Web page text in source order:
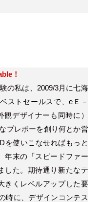
！
の私は、2009/3月に七海
ストセールスで、eＥ－
観デザイナーも同時に）
プレボーを創り何とか営
を使いこなせればもっと
年末の「スピードファー
した。期待通り新たなテ
きくレベルアップした要
時に、デザインコンテス